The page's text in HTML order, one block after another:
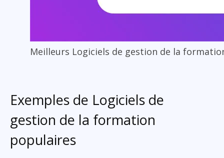
Meilleurs Logiciels de gestion de la
Exemples de Logiciels de
gestion de la formation
populaires